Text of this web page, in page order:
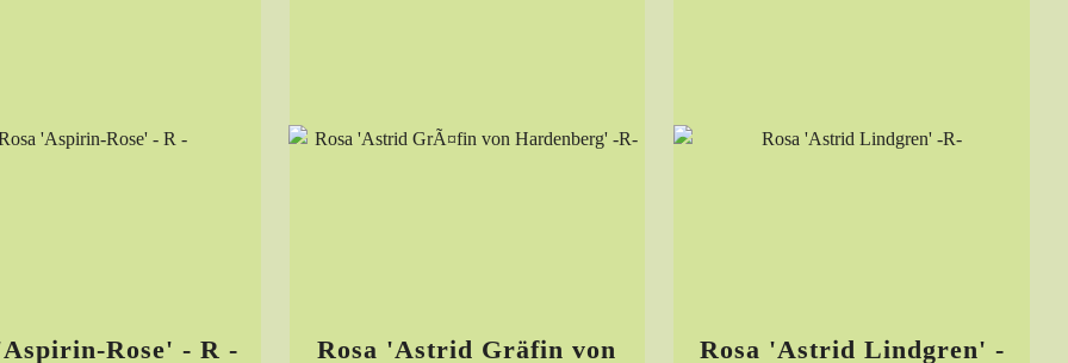
Rose' - R -
Rosa 'Astrid Gräfin von
Rosa 'Astrid Lindgren' -